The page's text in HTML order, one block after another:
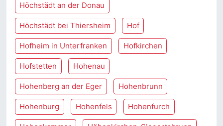
Höchstädt an der Donau
Höchstädt bei Thiersheim Hof
Hofheim in Unterfranken Hofkirchen
Hofstetten Hohenau
Hohenberg an der Eger Hohenbrunn
Hohenburg Hohenfels Hohenfurch